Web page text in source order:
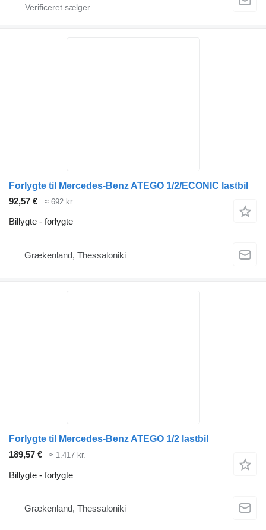
Forlygte til Mercedes-Benz ATEGO 1/2/ECONIC lastbil
92,57 €
≈ 692 kr.
Billygte - forlygte
Grækenland, Thessaloniki
Forlygte til Mercedes-Benz ATEGO 1/2 lastbil
189,57 €
≈ 1.417 kr.
Billygte - forlygte
Grækenland, Thessaloniki